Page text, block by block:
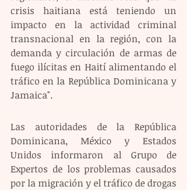
crisis haitiana está teniendo un
impacto en la actividad criminal
transnacional en la región, con la
demanda y circulación de armas de
fuego ilícitas en Haití alimentando el
tráfico en la República Dominicana y
Jamaica".
Las autoridades de la República
Dominicana, México y Estados
Unidos informaron al Grupo de
Expertos de los problemas causados
por la migración y el tráfico de drogas